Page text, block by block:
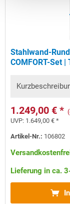
Stahlwand-
COMFORT-Set
1.249,00 € *
UVP: 1.649,00 € *
Artikel-Nr.: 106802
Lieferung in ca.